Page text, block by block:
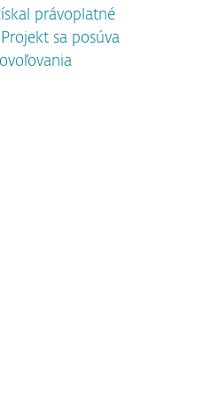
právoplatné
sa posúva